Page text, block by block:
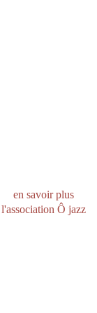
en savoir plus)
l'association Ô jazz